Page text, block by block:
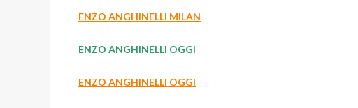
ENZO ANGHINELLI MILAN
ENZO ANGHINELLI OGGI
ENZO ANGHINELLI OGGI